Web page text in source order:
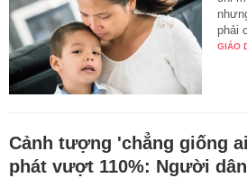
phải
GIÁO
Cảnh tượng 'chẳng giống
phát vượt 110%: Người